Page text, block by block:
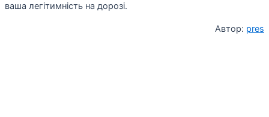
ваша легітимність на дорозі.
Автор: pres